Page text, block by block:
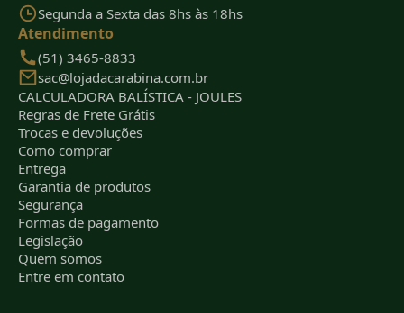
Segunda a Sexta das 8hs às 18hs
Atendimento
(51) 3465-8833
sac@lojadacarabina.com.br
CALCULADORA BALÍSTICA - JOULES
Regras de Frete Grátis
Trocas e devoluções
Como comprar
Entrega
Garantia de produtos
Segurança
Formas de pagamento
Legislação
Quem somos
Entre em contato